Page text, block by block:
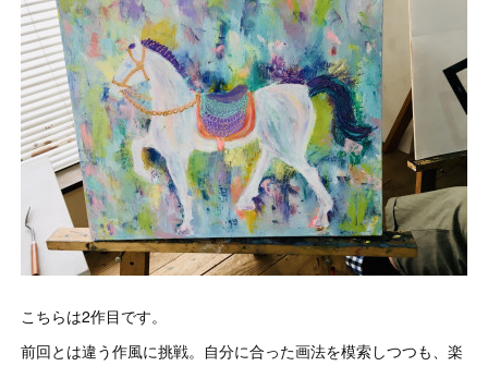
こちらは2作目です。
前回とは違う作風に挑戦。自分に合った画法を模索しつつも、楽